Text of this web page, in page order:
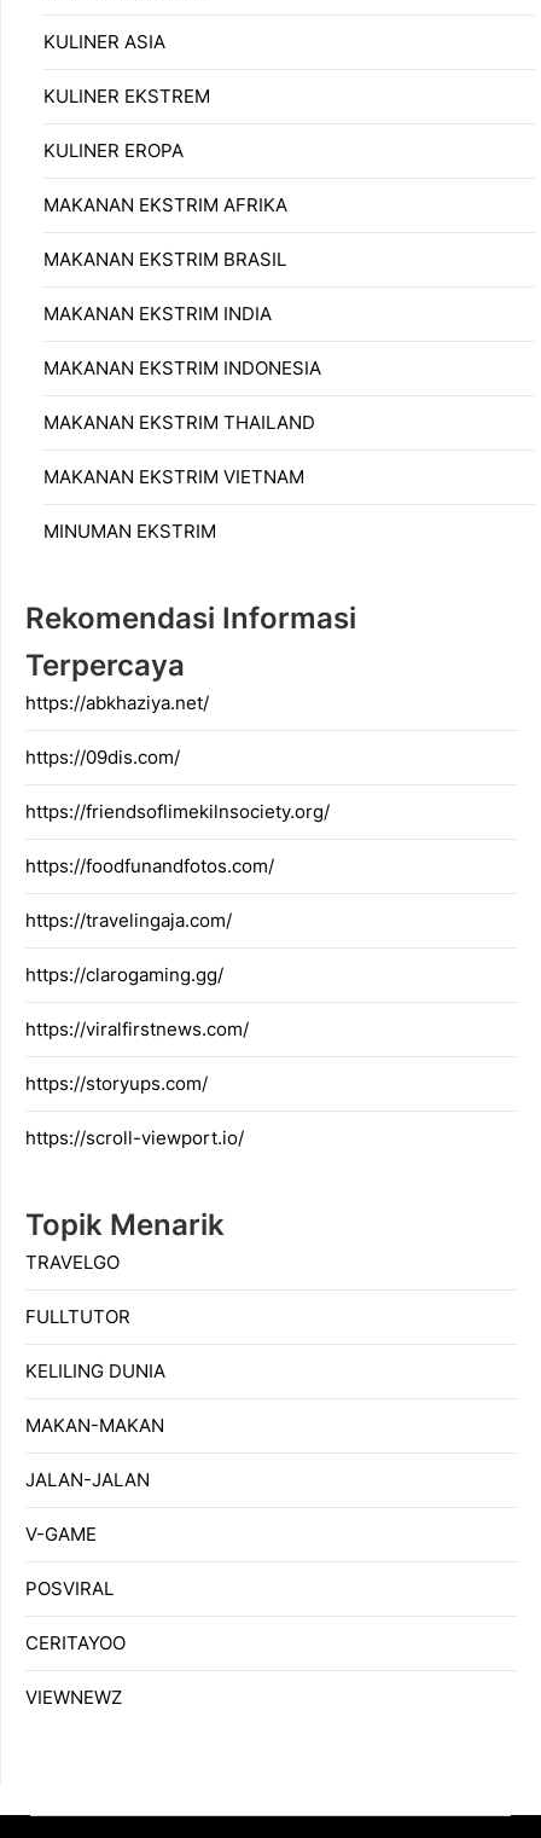
KULINER ASIA
KULINER EKSTREM
KULINER EROPA
MAKANAN EKSTRIM AFRIKA
MAKANAN EKSTRIM BRASIL
MAKANAN EKSTRIM INDIA
MAKANAN EKSTRIM INDONESIA
MAKANAN EKSTRIM THAILAND
MAKANAN EKSTRIM VIETNAM
MINUMAN EKSTRIM
Rekomendasi Informasi
Terpercaya
https://abkhaziya.net/
https://09dis.com/
https://friendsoflimekilnsociety.org/
https://foodfunandfotos.com/
https://travelingaja.com/
https://clarogaming.gg/
https://viralfirstnews.com/
https://storyups.com/
https://scroll-viewport.io/
Topik Menarik
TRAVELGO
FULLTUTOR
KELILING DUNIA
MAKAN-MAKAN
JALAN-JALAN
V-GAME
POSVIRAL
CERITAYOO
VIEWNEWZ